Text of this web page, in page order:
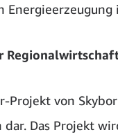
Energieerzeugung
Projekt von
dar. Das Projekt